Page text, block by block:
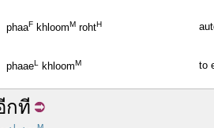
phaaF khloomM rohtH
phaaeL khloomM to
กที